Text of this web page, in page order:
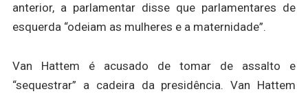
anterior, a parlamentar disse que parlamentares de
esquerda “odeiam as mulheres e a maternidade”.
Van Hattem é acusado de tomar de assalto e
“sequestrar” a cadeira da presidência. Van Hattem